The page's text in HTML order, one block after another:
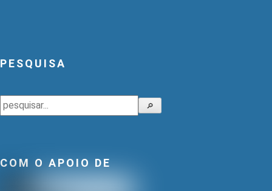
PESQUISA
Pesquisar 🔎
COM O APOIO DE